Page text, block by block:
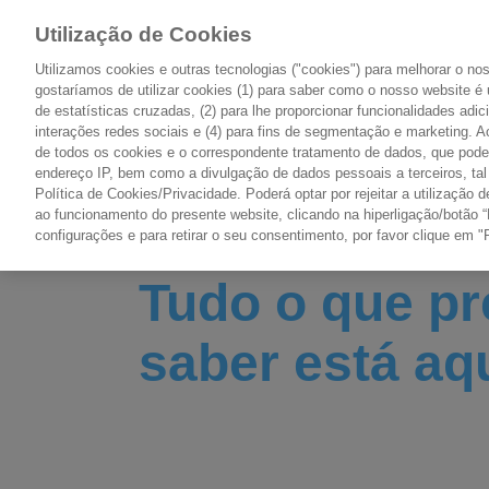
O CANCRO
PONTO DE PARTIDA
TIPOS DE CANCRO
PONTO A PONTO
Tudo o que
saber está
Utilização de Cookies
Utilizamos cookies e outras tecnologias ("cookies") para melhorar o
gostaríamos de utilizar cookies (1) para saber como o nosso website
de estatísticas cruzadas, (2) para lhe proporcionar funcionalidades
interações redes sociais e (4) para fins de segmentação e marketing.
de todos os cookies e o correspondente tratamento de dados, que
endereço IP, bem como a divulgação de dados pessoais a terceiros,
Política de Cookies/Privacidade. Poderá optar por rejeitar a utilização
ao funcionamento do presente website, clicando na hiperligação/botão
configurações e para retirar o seu consentimento, por favor clique em